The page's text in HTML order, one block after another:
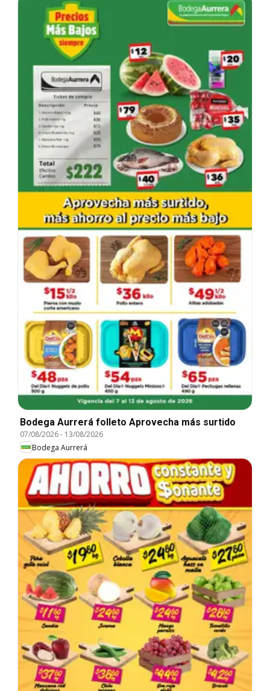
Bodega Aurrerá folleto Aprovecha más surtido
07/08/2026- 13/08/2026
Bodega Aurrerá